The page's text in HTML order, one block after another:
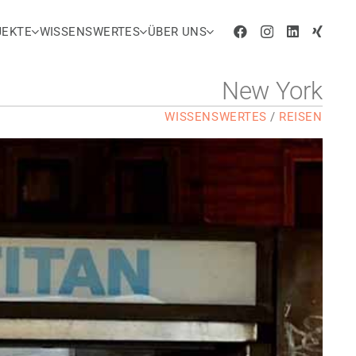
WISSENSWERTES ÜBER UNS
New York
WISSENSWERTES / REISEN